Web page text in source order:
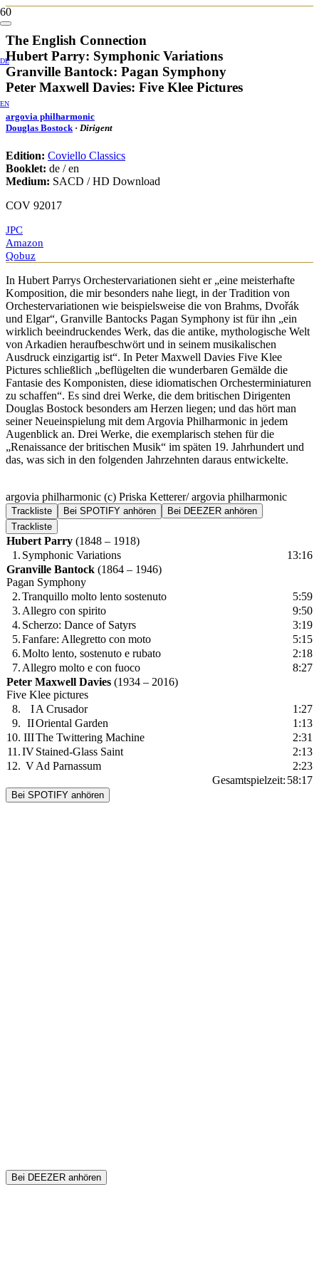
DE
EN
The English Connection
Hubert Parry: Symphonic Variations
Granville Bantock: Pagan Symphony
Peter Maxwell Davies: Five Klee Pictures
argovia philharmonic
Douglas Bostock · Dirigent
Edition: Coviello Classics
Booklet: de / en
Medium: SACD / HD Download
COV 92017
JPC
Amazon
Qobuz
In Hubert Parrys Orchestervariationen sieht er „eine meisterhafte
Komposition, die mir besonders nahe liegt, in der Tradition von
Orchestervariationen wie beispielsweise die von Brahms, Dvořák
und Elgar“, Granville Bantocks Pagan Symphony ist für ihn „ein
wirklich beeindruckendes Werk, das die antike, mythologische Welt
von Arkadien heraufbeschwört und in seinem musikalischen
Ausdruck einzigartig ist“. In Peter Maxwell Davies Five Klee
Pictures schließlich „beflügelten die wunderbaren Gemälde die
Fantasie des Komponisten, diese idiomatischen Orchesterminiaturen
zu schaffen“. Es sind drei Werke, die dem britischen Dirigenten
Douglas Bostock besonders am Herzen liegen; und das hört man
seiner Neueinspielung mit dem Argovia Philharmonic in jedem
Augenblick an. Drei Werke, die exemplarisch stehen für die
„Renaissance der britischen Musik“ im späten 19. Jahrhundert und
das, was sich in den folgenden Jahrzehnten daraus entwickelte.
argovia philharmonic (c) Priska Ketterer/ argovia philharmonic
Trackliste Bei SPOTIFY anhören
Bei DEEZER anhören
Trackliste
Hubert Parry (1848 – 1918)
1. Symphonic Variations
13:16
Granville Bantock (1864 – 1946)
Pagan Symphony
2.Tranquillo molto lento sostenuto
5:59
3. Allegro con spirito
9:50
4. Scherzo: Dance of Satyrs
3:19
5.Fanfare: Allegretto con moto
5:15
6.Molto lento, sostenuto e rubato
2:18
7. Allegro molto e con fuoco
8:27
Peter Maxwell Davies (1934 – 2016)
Five Klee pictures
8.
IA Crusador
1:27
9. IIOriental Garden
1:13
10. IIIThe Twittering Machine
2:31
11.IVStained-Glass Saint
2:13
12. VAd Parnassum
2:23
Gesamtspielzeit: 58:17
Bei SPOTIFY anhören
Bei DEEZER anhören